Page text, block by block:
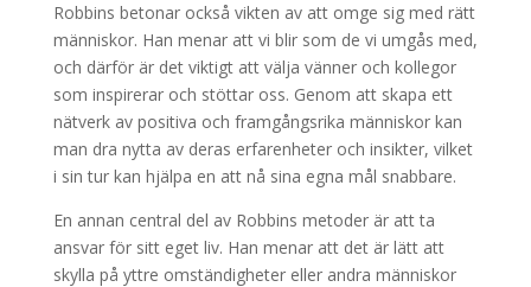
Robbins betonar också vikten av att omge sig med rätt
människor. Han menar att vi blir som de vi umgås med,
och därför är det viktigt att välja vänner och kollegor
som inspirerar och stöttar oss. Genom att skapa ett
nätverk av positiva och framgångsrika människor kan
man dra nytta av deras erfarenheter och insikter, vilket
i sin tur kan hjälpa en att nå sina egna mål snabbare.
En annan central del av Robbins metoder är att ta
ansvar för sitt eget liv. Han menar att det är lätt att
skylla på yttre omständigheter eller andra människor